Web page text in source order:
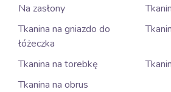
Na zasłony
Tkanina na gniazdo do
łóżeczka
Tkanina na torebkę
Tkanina na obrus